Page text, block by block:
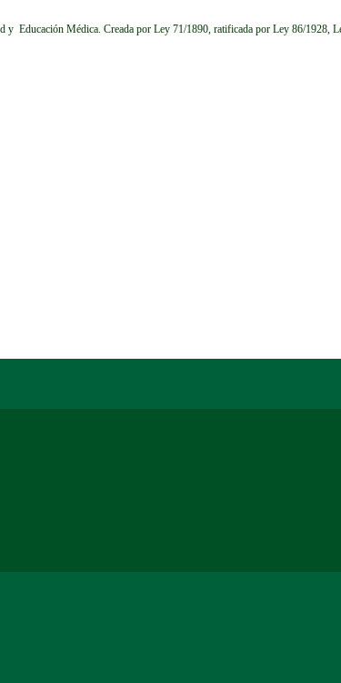
y Educación Médica. Creada por Ley 71/1890, ratificada por Ley 86/1928,